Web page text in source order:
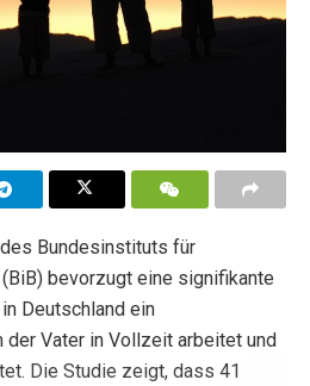
Bundesinstituts für
bevorzugt eine signifikante
Deutschland ein
der Vater in Vollzeit arbeitet und
Die Studie zeigt, dass 41